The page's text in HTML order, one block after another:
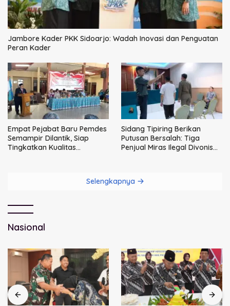
Jambore Kader PKK Sidoarjo: Wadah Inovasi dan Penguatan
Peran Kader
Empat Pejabat Baru Pemdes
Semampir Dilantik, Siap
Tingkatkan Kualitas
Sidang Tipiring Berikan
Putusan Bersalah: Tiga
Penjual Miras Ilegal Divonis
Selengkapnya
Nasional